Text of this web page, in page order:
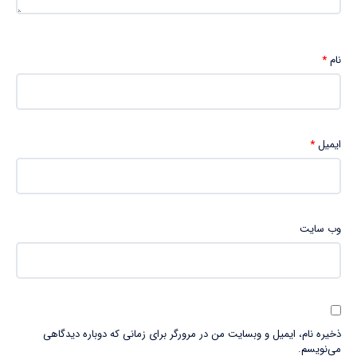
نام*
ایمیل*
وب‌ سایت
ذخیره نام، ایمیل و وبسایت من در مرورگر برای زمانی که دوباره دیدگاهی
می‌نویسم.